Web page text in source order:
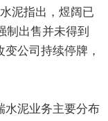
泥指出，煜阔已
制出售并未得到
公司持续停牌，
水泥业务主要分布